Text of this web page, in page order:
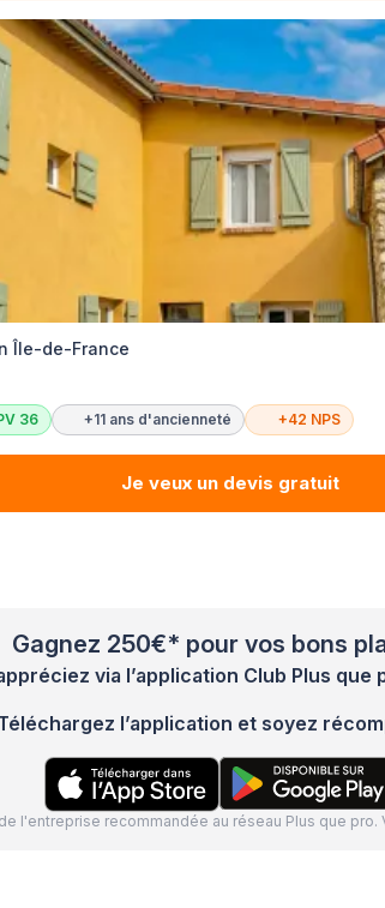
Île-de-France
36 +11 ans d'ancienneté +42 NPS
Je veux un devis gratuit
Gagnez 250€* pour vos bons
via l’application Club Plus que
l’application et soyez
l'entreprise recommandée au réseau Plus que